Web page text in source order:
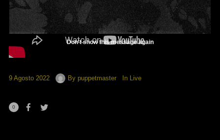
Don't show this message again
9 Agosto 2022 By puppetmaster In Live
0